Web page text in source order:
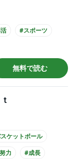
#スポーツ
無料で読む
ケットボール
力
#成長